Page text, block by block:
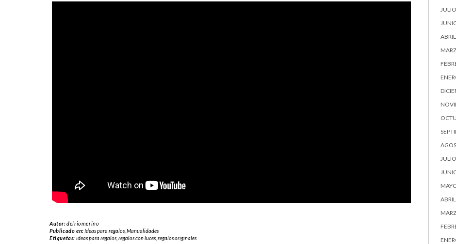
Autor:delriomerino
Publicado en:Ideas para regalos ,Manualidades
Etiquetas: ideas para regalos, regalos con luces, regalos originales